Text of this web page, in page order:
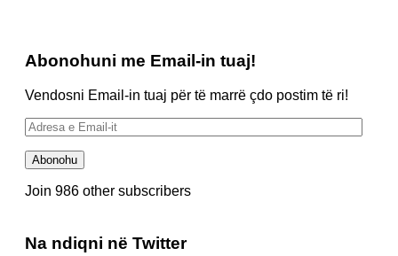
Abonohuni me Email-in tuaj!
Vendosni Email-in tuaj për të marrë çdo postim të ri!
Adresa
e
Email-
it
Abonohu
Join 986 other subscribers
Na ndiqni në Twitter